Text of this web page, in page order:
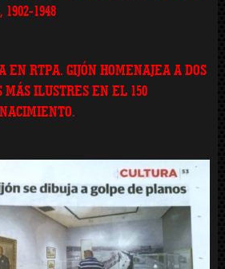
1902-1948
EN RTPA. GIJÓN HOMENAJEA A DOS
MÁS ILUSTRES EN EL 150